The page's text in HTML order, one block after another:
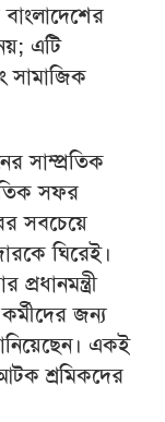
এটি
সামাজিক
সাম্প্রতিক
সফর
সবচেয়ে
ঘিরেই।
জন্য
একই
শ্রমিকদের